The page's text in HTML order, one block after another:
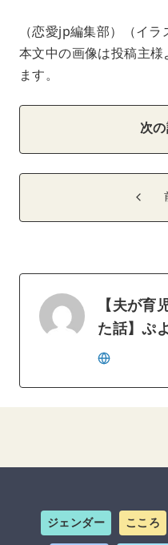
（恋愛jp編集部）（イ
本文中の画像は投稿主
ます。
次
【夫が育
た話】ぷ
ジェンダー こころ